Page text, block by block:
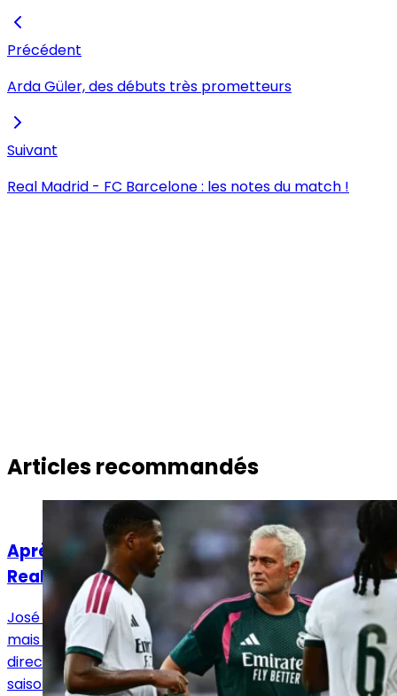
Précédent
Arda Güler, des débuts très prometteurs
Suivant
Real Madrid - FC Barcelone : les notes du match !
Articles recommandés
Actualités
Après l'échec Rodri, que peut encore faire le
Real Madrid ?
José Mourinho attendait encore du renfort au milieu,
mais le Real Madrid a finalement pris une autre
direction. Un choix qui pourrait peser lourd cette
saison.